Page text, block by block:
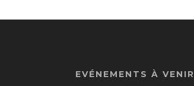
EVÉNEMENTS À VENIR